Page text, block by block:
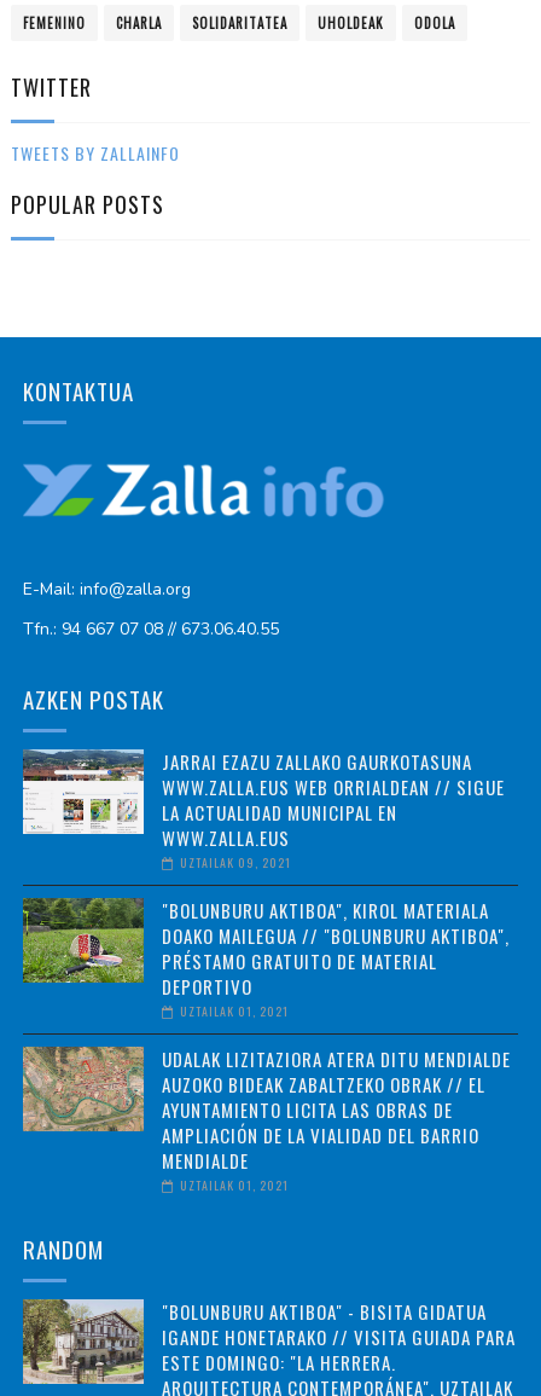
FEMENINO CHARLA SOLIDARITATEA UHOLDEAK ODOLA
TWITTER
TWEETS BY ZALLAINFO
POPULAR POSTS
KONTAKTUA
E-Mail: info@zalla.org
Tfn.: 94 667 07 08 // 673.06.40.55
AZKEN POSTAK
JARRAI EZAZU ZALLAKO GAURKOTASUNA
WWW.ZALLA.EUS WEB ORRIALDEAN // SIGUE
LA ACTUALIDAD MUNICIPAL EN
WWW.ZALLA.EUS
UZTAILAK 09, 2021
"BOLUNBURU AKTIBOA", KIROL MATERIALA
DOAKO MAILEGUA // "BOLUNBURU AKTIBOA",
PRÉSTAMO GRATUITO DE MATERIAL
DEPORTIVO
UZTAILAK 01, 2021
UDALAK LIZITAZIORA ATERA DITU MENDIALDE
AUZOKO BIDEAK ZABALTZEKO OBRAK // EL
AYUNTAMIENTO LICITA LAS OBRAS DE
AMPLIACIÓN DE LA VIALIDAD DEL BARRIO
MENDIALDE
UZTAILAK 01, 2021
RANDOM
"BOLUNBURU AKTIBOA" - BISITA GIDATUA
IGANDE HONETARAKO // VISITA GUIADA PARA
ESTE DOMINGO: "LA HERRERA.
ARQUITECTURA CONTEMPORÁNEA". UZTAILAK